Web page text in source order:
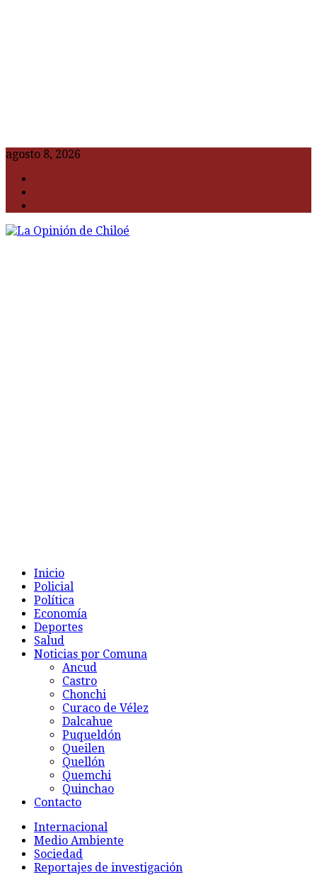
agosto 8, 2026
Inicio
Policial
Política
Economía
Deportes
Salud
Noticias por Comuna
Ancud
Castro
Chonchi
Curaco de Vélez
Dalcahue
Puqueldón
Queilen
Quellón
Quemchi
Quinchao
Contacto
Internacional
Medio Ambiente
Sociedad
Reportajes de investigación